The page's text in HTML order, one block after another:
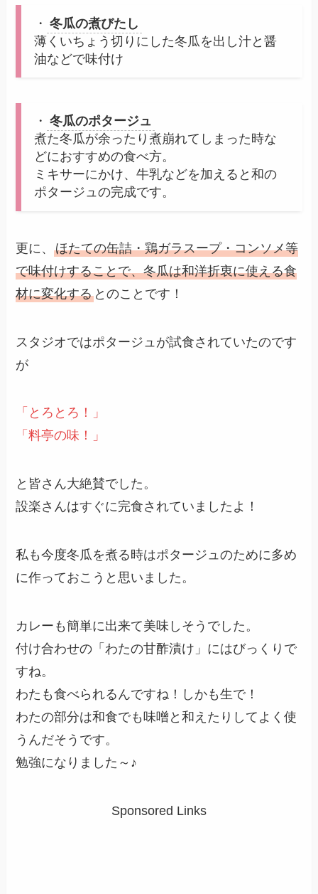
・ 冬瓜の煮びたし
薄くいちょう切りにした冬瓜を出し汁と醤
油などで味付け
・ 冬瓜のポタージュ
煮た冬瓜が余ったり煮崩れてしまった時な
どにおすすめの食べ方。
ミキサーにかけ、牛乳などを加えると和の
ポタージュの完成です。
更に、ほたての缶詰・鶏ガラスープ・コンソメ等
で味付けすることで、冬瓜は和洋折衷に使える食
材に変化する とのことです！
スタジオではポタージュが試食されていたのです
が
「とろとろ！」
「料亭の味！」
と皆さん大絶賛でした。
設楽さんはすぐに完食されていましたよ！
私も今度冬瓜を煮る時はポタージュのために多め
に作っておこうと思いました。
カレーも簡単に出来て美味しそうでした。
付け合わせの「わたの甘酢漬け」にはびっくりで
すね。
わたも食べられるんですね！しかも生で！
わたの部分は和食でも味噌と和えたりしてよく使
うんだそうです。
勉強になりました～♪
Sponsored Links